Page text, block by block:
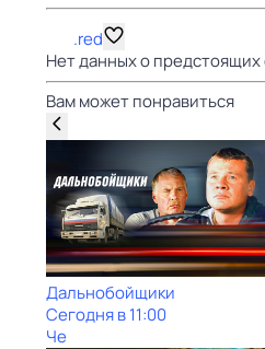
.red
Нет данных о предстоящих
Вам может понравиться
Дальнобойщики
Сегодня в 11:00
Че